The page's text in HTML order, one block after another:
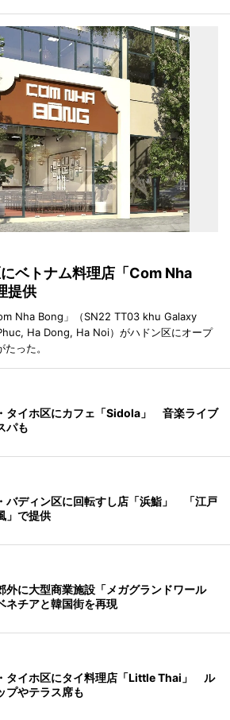
ベトナム料理店「Com Nha
提供
Nha Bong」（SN22 TT03 khu Galaxy
Ha Dong, Ha Noi）がハドン区にオープ
った。
タイホ区にカフェ「Sidola」 音楽ライブ
パも
バディン区に回転すし店「浜鮨」 「江戸
」で提供
外に大型商業施設「メガグランドワール
ネチアと韓国街を再現
タイホ区にタイ料理店「Little Thai」 ル
プやテラス席も